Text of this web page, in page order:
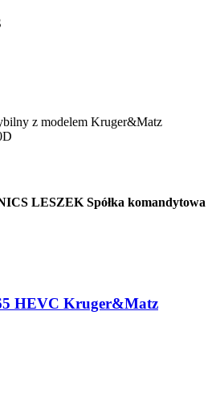
z modelem Kruger&Matz
LESZEK Spółka komandytowa
HEVC Kruger&Matz